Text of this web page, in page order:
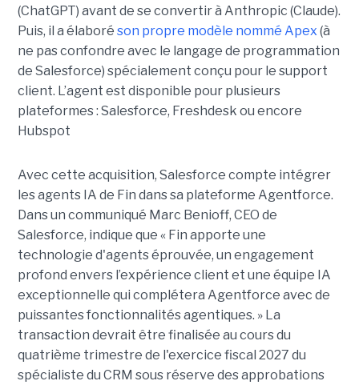
(ChatGPT) avant de se convertir à Anthropic (Claude).
Puis, il a élaboré son propre modèle nommé Apex (à
ne pas confondre avec le langage de programmation
de Salesforce) spécialement conçu pour le support
client. L’agent est disponible pour plusieurs
plateformes : Salesforce, Freshdesk ou encore
Hubspot
Avec cette acquisition, Salesforce compte intégrer
les agents IA de Fin dans sa plateforme Agentforce.
Dans un communiqué Marc Benioff, CEO de
Salesforce, indique que « Fin apporte une
technologie d'agents éprouvée, un engagement
profond envers l’expérience client et une équipe IA
exceptionnelle qui complétera Agentforce avec de
puissantes fonctionnalités agentiques. » La
transaction devrait être finalisée au cours du
quatrième trimestre de l'exercice fiscal 2027 du
spécialiste du CRM sous réserve des approbations